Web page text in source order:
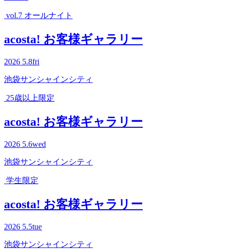
vol.7 オールナイト
acosta! お客様ギャラリー
2026 5.8fri
池袋サンシャインシティ
25歳以上限定
acosta! お客様ギャラリー
2026 5.6wed
池袋サンシャインシティ
学生限定
acosta! お客様ギャラリー
2026 5.5tue
池袋サンシャインシティ